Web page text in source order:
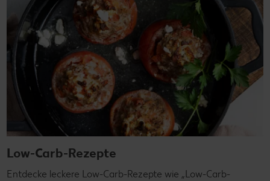
Low-Carb-Rezepte
Entdecke leckere Low-Carb-Rezepte wie „Low-Carb-